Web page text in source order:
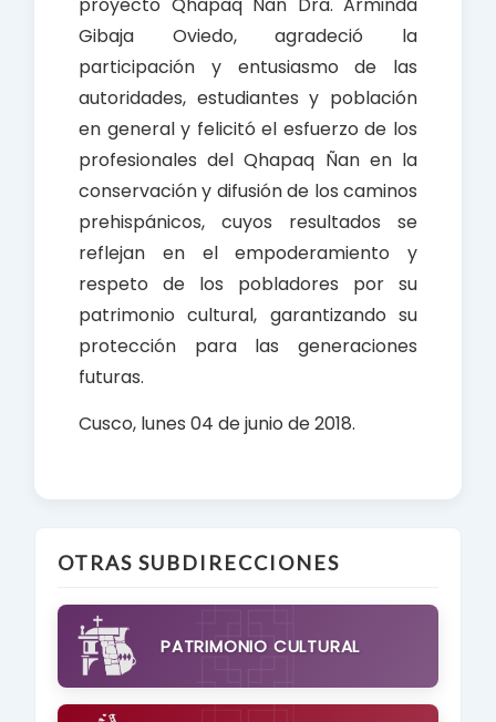
proyecto Qhapaq Ñan Dra. Arminda
Gibaja Oviedo, agradeció la
participación y entusiasmo de las
autoridades, estudiantes y población
en general y felicitó el esfuerzo de los
profesionales del Qhapaq Ñan en la
conservación y difusión de los caminos
prehispánicos, cuyos resultados se
reflejan en el empoderamiento y
respeto de los pobladores por su
patrimonio cultural, garantizando su
protección para las generaciones
futuras.
Cusco, lunes 04 de junio de 2018.
OTRAS SUBDIRECCIONES
PATRIMONIO CULTURAL